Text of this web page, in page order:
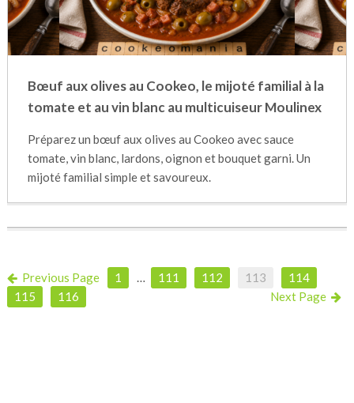
Bœuf aux olives au Cookeo, le mijoté familial à la
tomate et au vin blanc au multicuiseur Moulinex
Préparez un bœuf aux olives au Cookeo avec sauce
tomate, vin blanc, lardons, oignon et bouquet garni. Un
mijoté familial simple et savoureux.
Previous Page 1 … 111 112 113
114
115
116 Next Page